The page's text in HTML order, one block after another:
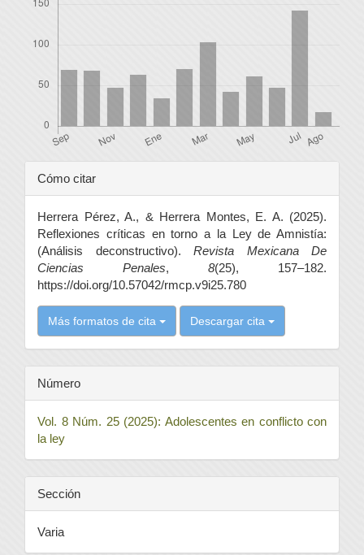
Detalles
del
artículo
Cómo citar
Herrera Pérez, A., & Herrera Montes, E. A. (2025).
Reflexiones críticas en torno a la Ley de Amnistía:
(Análisis deconstructivo). Revista Mexicana De
Ciencias Penales, 8(25), 157–182.
https://doi.org/10.57042/rmcp.v9i25.780
Más formatos de cita Descargar cita
Número
Vol. 8 Núm. 25 (2025): Adolescentes en conflicto con
la ley
Sección
Varia